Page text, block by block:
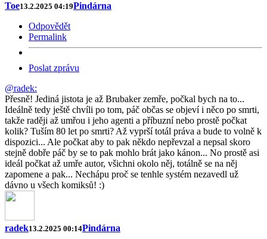
Toe13.2.2025 04:19Pindárna
Odpovědět
Permalink
Poslat zprávu
@radek:
Přesně! Jediná jistota je až Brubaker zemře, počkal bych na to...
Ideálně tedy ještě chvíli po tom, páč občas se objeví i něco po smrti,
takže raději až umřou i jeho agenti a příbuzní nebo prostě počkat
kolik? Tuším 80 let po smrti? Až vyprší totál práva a bude to volně k
dispozici... Ale počkat aby to pak někdo nepřevzal a nepsal skoro
stejně dobře páč by se to pak mohlo brát jako kánon... No prostě asi
ideál počkat až umře autor, všichni okolo něj, totálně se na něj
zapomene a pak... Nechápu proč se tenhle systém nezavedl už
dávno u všech komiksů! :)
radek13.2.2025 00:14Pindárna